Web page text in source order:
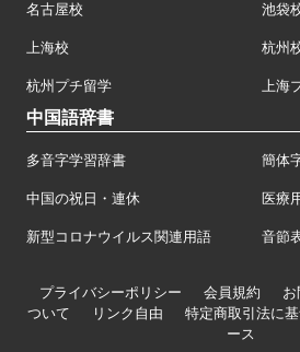
名古屋校 池袋
上海校 杭州
杭州プチ留学 上海
中国語辞書
多音字学習辞書 簡体
中国の祝日・連休 医療
新型コロナウイルス関連用語 音節
プライバシーポリシー 会員規約
ついて
リンク自由 特定商取引法に
ース